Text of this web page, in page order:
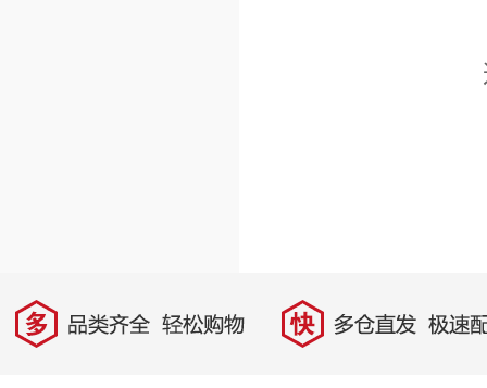
多 品类齐全，轻松购物 快 多仓直发，极速配